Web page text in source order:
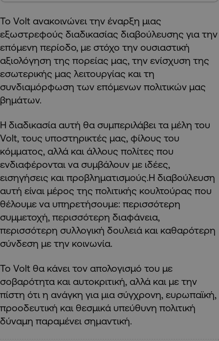
Το Volt ανακοινώνει την έναρξη μιας
εξωστρεφούς διαδικασίας διαβούλευσης για την
επόμενη περίοδο, με στόχο την ουσιαστική
αξιολόγηση της πορείας μας, την ενίσχυση της
εσωτερικής μας λειτουργίας και τη
συνδιαμόρφωση των επόμενων πολιτικών μας
βημάτων.
Η διαδικασία αυτή θα συμπεριλάβει τα μέλη του
Volt, τους υποστηρικτές μας, φίλους του
κόμματος, αλλά και άλλους πολίτες που
ενδιαφέρονται να συμβάλουν με ιδέες,
εισηγήσεις και προβληματισμούς.Η διαβούλευση
αυτή είναι μέρος της πολιτικής κουλτούρας που
θέλουμε να υπηρετήσουμε: περισσότερη
συμμετοχή, περισσότερη διαφάνεια,
περισσότερη συλλογική δουλειά και καθαρότερη
σύνδεση με την κοινωνία.
Το Volt θα κάνει τον απολογισμό του με
σοβαρότητα και αυτοκριτική, αλλά και με την
πίστη ότι η ανάγκη για μια σύγχρονη, ευρωπαϊκή,
προοδευτική και θεσμικά υπεύθυνη πολιτική
δύναμη παραμένει σημαντική.